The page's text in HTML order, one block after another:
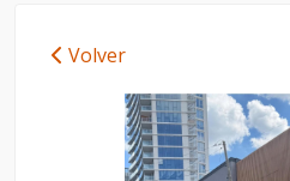
Volver